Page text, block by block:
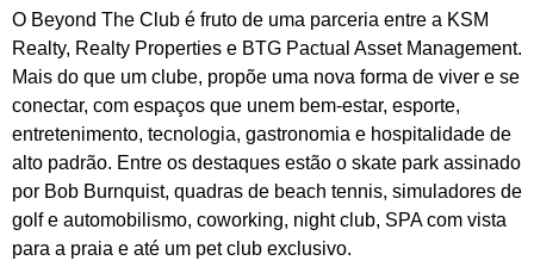
O Beyond The Club é fruto de uma parceria entre a KSM
Realty, Realty Properties e BTG Pactual Asset Management.
Mais do que um clube, propõe uma nova forma de viver e se
conectar, com espaços que unem bem-estar, esporte,
entretenimento, tecnologia, gastronomia e hospitalidade de
alto padrão. Entre os destaques estão o skate park assinado
por Bob Burnquist, quadras de beach tennis, simuladores de
golf e automobilismo, coworking, night club, SPA com vista
para a praia e até um pet club exclusivo.